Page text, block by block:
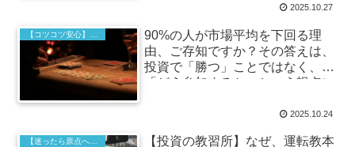
2025.10.27
90%の人が市場平均を下回る理
由、ご存知ですか？その答えは、
投資で「勝つ」ことではなく、
「どう参加するか」という視点に
2025.10.24
【投資の教習所】なぜ、運転教本